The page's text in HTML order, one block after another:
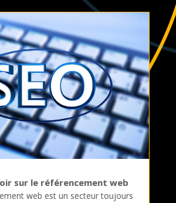
sur le référencement web
web est un secteur toujours